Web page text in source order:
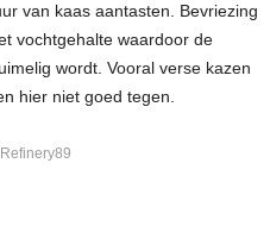
van kaas aantasten. Bevriezing
vochtgehalte waardoor de
wordt. Vooral verse kazen
hier niet goed tegen.